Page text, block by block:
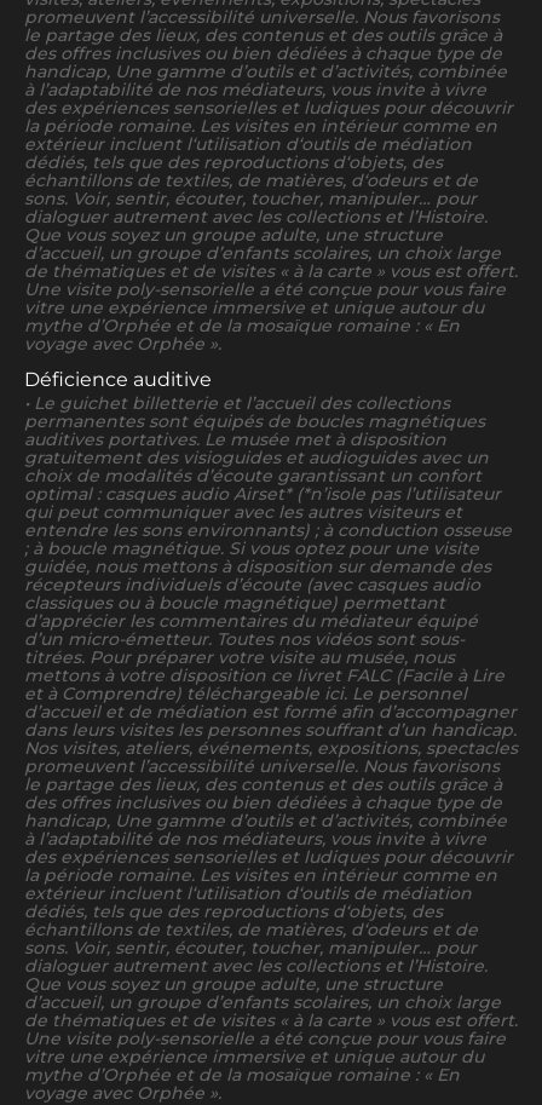
promeuvent l’accessibilité universelle. Nous favorisons
le partage des lieux, des contenus et des outils grâce à
des offres inclusives ou bien dédiées à chaque type de
handicap, Une gamme d’outils et d’activités, combinée
à l’adaptabilité de nos médiateurs, vous invite à vivre
des expériences sensorielles et ludiques pour découvrir
la période romaine. Les visites en intérieur comme en
extérieur incluent l‘utilisation d‘outils de médiation
dédiés, tels que des reproductions d‘objets, des
échantillons de textiles, de matières, d‘odeurs et de
sons. Voir, sentir, écouter, toucher, manipuler… pour
dialoguer autrement avec les collections et l’Histoire.
Que vous soyez un groupe adulte, une structure
d’accueil, un groupe d’enfants scolaires, un choix large
de thématiques et de visites « à la carte » vous est offert.
Une visite poly-sensorielle a été conçue pour vous faire
vitre une expérience immersive et unique autour du
mythe d’Orphée et de la mosaïque romaine : « En
voyage avec Orphée ».
Déficience auditive
• Le guichet billetterie et l’accueil des collections
permanentes sont équipés de boucles magnétiques
auditives portatives. Le musée met à disposition
gratuitement des visioguides et audioguides avec un
choix de modalités d’écoute garantissant un confort
optimal : casques audio Airset* (*n’isole pas l’utilisateur
qui peut communiquer avec les autres visiteurs et
entendre les sons environnants) ; à conduction osseuse
; à boucle magnétique. Si vous optez pour une visite
guidée, nous mettons à disposition sur demande des
récepteurs individuels d’écoute (avec casques audio
classiques ou à boucle magnétique) permettant
d’apprécier les commentaires du médiateur équipé
d’un micro-émetteur. Toutes nos vidéos sont sous-
titrées. Pour préparer votre visite au musée, nous
mettons à votre disposition ce livret FALC (Facile à Lire
et à Comprendre) téléchargeable ici. Le personnel
d’accueil et de médiation est formé afin d’accompagner
dans leurs visites les personnes souffrant d’un handicap.
Nos visites, ateliers, événements, expositions, spectacles
promeuvent l’accessibilité universelle. Nous favorisons
le partage des lieux, des contenus et des outils grâce à
des offres inclusives ou bien dédiées à chaque type de
handicap, Une gamme d’outils et d’activités, combinée
à l’adaptabilité de nos médiateurs, vous invite à vivre
des expériences sensorielles et ludiques pour découvrir
la période romaine. Les visites en intérieur comme en
extérieur incluent l‘utilisation d‘outils de médiation
dédiés, tels que des reproductions d‘objets, des
échantillons de textiles, de matières, d‘odeurs et de
sons. Voir, sentir, écouter, toucher, manipuler… pour
dialoguer autrement avec les collections et l’Histoire.
Que vous soyez un groupe adulte, une structure
d’accueil, un groupe d’enfants scolaires, un choix large
de thématiques et de visites « à la carte » vous est offert.
Une visite poly-sensorielle a été conçue pour vous faire
vitre une expérience immersive et unique autour du
mythe d’Orphée et de la mosaïque romaine : « En
voyage avec Orphée ».